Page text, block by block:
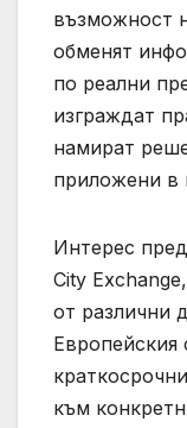
възможност
обменят
по реални
изграждат
намират
приложени в
Интерес
City
от различни
Европейския
към